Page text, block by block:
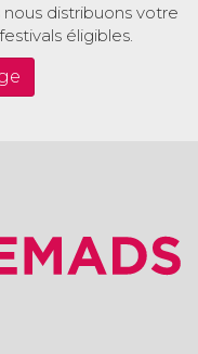
distribuons votre
éligibles.